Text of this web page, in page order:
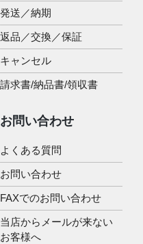
発送／納期
返品／交換／保証
キャンセル
請求書/納品書/領収書
お問い合わせ
よくある質問
お問い合わせ
FAXでのお問い合わせ
当店からメールが来ない
お客様へ